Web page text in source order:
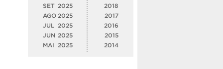
SET 2025
AGO 2025
JUL
2025
JUN 2025
MAI
2025
2018
2017
2016
2015
2014